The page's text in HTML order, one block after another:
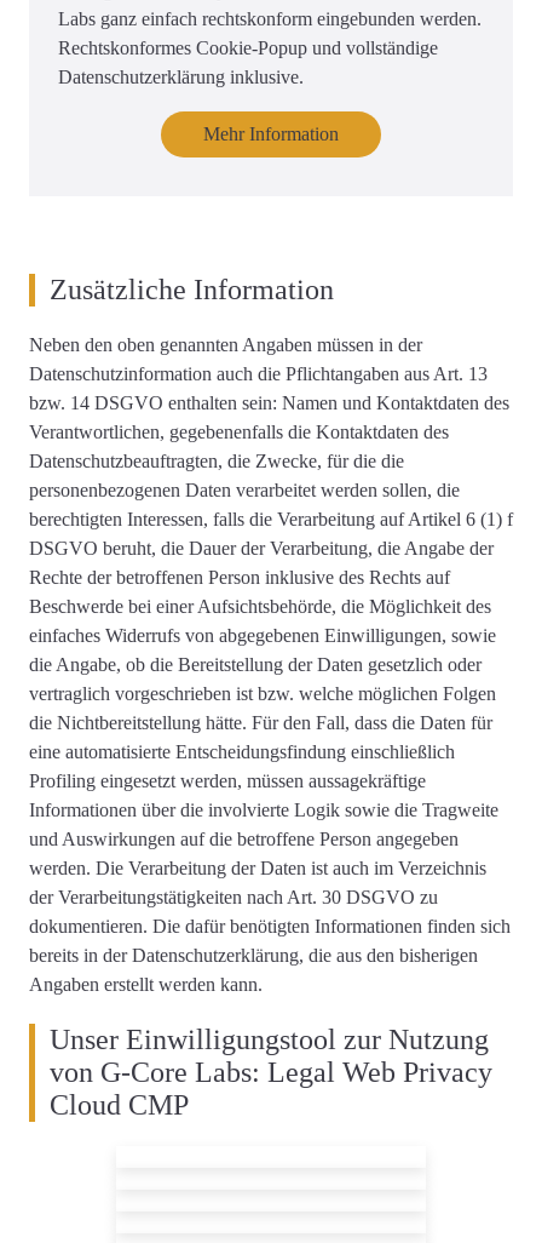
Labs ganz einfach rechtskonform eingebunden werden.
Rechtskonformes Cookie-Popup und vollständige
Datenschutzerklärung inklusive.
Mehr Information
Zusätzliche Information
Neben den oben genannten Angaben müssen in der
Datenschutzinformation auch die Pflichtangaben aus Art. 13
bzw. 14 DSGVO enthalten sein: Namen und Kontaktdaten des
Verantwortlichen, gegebenenfalls die Kontaktdaten des
Datenschutzbeauftragten, die Zwecke, für die die
personenbezogenen Daten verarbeitet werden sollen, die
berechtigten Interessen, falls die Verarbeitung auf Artikel 6 (1) f
DSGVO beruht, die Dauer der Verarbeitung, die Angabe der
Rechte der betroffenen Person inklusive des Rechts auf
Beschwerde bei einer Aufsichtsbehörde, die Möglichkeit des
einfaches Widerrufs von abgegebenen Einwilligungen, sowie
die Angabe, ob die Bereitstellung der Daten gesetzlich oder
vertraglich vorgeschrieben ist bzw. welche möglichen Folgen
die Nichtbereitstellung hätte. Für den Fall, dass die Daten für
eine automatisierte Entscheidungsfindung einschließlich
Profiling eingesetzt werden, müssen aussagekräftige
Informationen über die involvierte Logik sowie die Tragweite
und Auswirkungen auf die betroffene Person angegeben
werden. Die Verarbeitung der Daten ist auch im Verzeichnis
der Verarbeitungstätigkeiten nach Art. 30 DSGVO zu
dokumentieren. Die dafür benötigten Informationen finden sich
bereits in der Datenschutzerklärung, die aus den bisherigen
Angaben erstellt werden kann.
Unser Einwilligungstool zur Nutzung
von G-Core Labs: Legal Web Privacy
Cloud CMP